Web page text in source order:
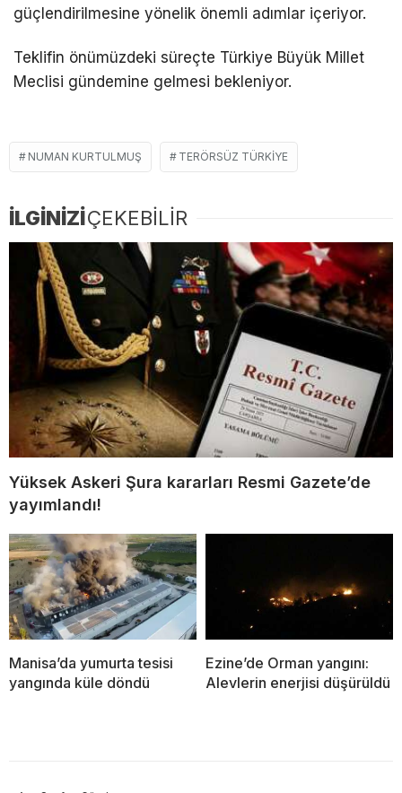
güçlendirilmesine yönelik önemli adımlar içeriyor.
Teklifin önümüzdeki süreçte Türkiye Büyük Millet
Meclisi gündemine gelmesi bekleniyor.
NUMAN KURTULMUŞ TERÖRSÜZ TÜRKIYE
İLGİNİZİÇEKEBİLİR
Yüksek Askeri Şura kararları Resmi Gazete’de
yayımlandı!
Manisa’da yumurta tesisi
yangında küle döndü
Ezine’de Orman yangını:
Alevlerin enerjisi düşürüldü